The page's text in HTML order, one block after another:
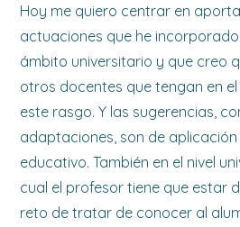
Hoy me quiero centrar en
actuaciones que he incorporado
ámbito universitario y que creo
otros docentes que tengan en
este rasgo. Y las sugerencias,
adaptaciones, son de aplicación
educativo. También en el nivel
cual el profesor tiene que estar
reto de tratar de conocer al